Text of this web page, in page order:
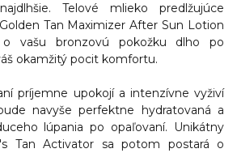
Telové mlieko predlžujúce
Tan Maximizer After Sun Lotion
vašu bronzovú pokožku dlho po
okamžitý pocit komfortu.
príjemne upokojí a intenzívne vyživí
navyše perfektne hydratovaná a
lúpania po opaľovaní. Unikátny
Tan Activator sa potom postará o